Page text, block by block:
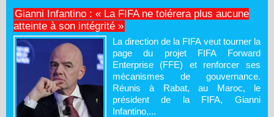
Gianni Infantino : « La FIFA ne tolérera plus aucune
atteinte à son intégrité »
La direction de la FIFA veut tourner la
page du projet FIFA Forward
Enterprise (FFE) et renforcer ses
mécanismes de gouvernance.
Réunis à Rabat, au Maroc, le
président de la FIFA, Gianni
Infantino,...